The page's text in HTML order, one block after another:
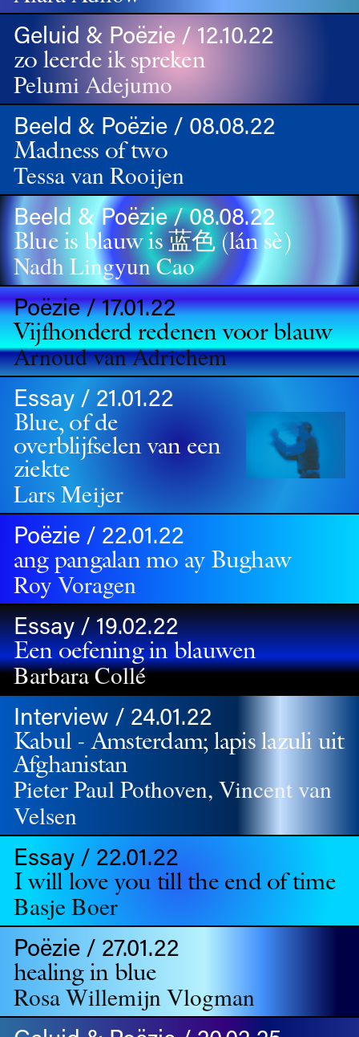
Geluid & Poëzie / 12.10.22
zo leerde ik spreken
Pelumi Adejumo
Beeld & Poëzie / 08.08.22
Madness of two
Tessa van Rooijen
Beeld & Poëzie / 08.08.22
Blue is blauw is 蓝⾊ (lán sè)
Nadh Lingyun Cao
Poëzie / 17.01.22
Vijfhonderd redenen voor blauw
Arnoud van Adrichem
Essay / 21.01.22
Blue, of de
overblijfselen van een
ziekte
Lars Meijer
Poëzie / 22.01.22
ang pangalan mo ay Bughaw
Roy Voragen
Essay / 19.02.22
Een oefening in blauwen
Barbara Collé
Interview / 24.01.22
Kabul - Amsterdam; lapis lazuli uit
Afghanistan
Pieter Paul Pothoven, Vincent van
Velsen
Essay / 22.01.22
I will love you till the end of time
Basje Boer
Poëzie / 27.01.22
healing in blue
Rosa Willemijn Vlogman